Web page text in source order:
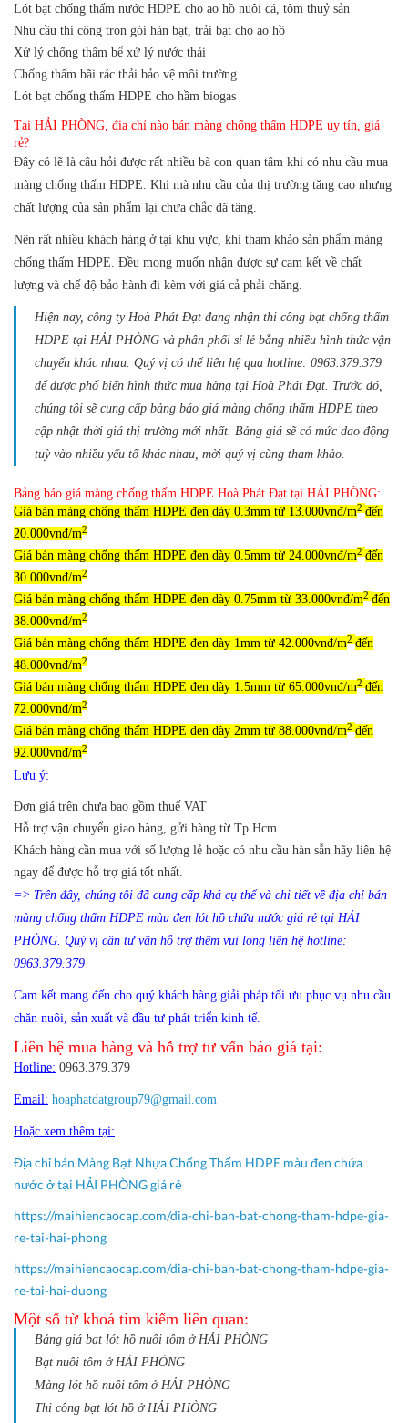
Lót bạt chống thấm nước HDPE cho ao hồ nuôi cá, tôm thuỷ sản
Nhu cầu thi công trọn gói hàn bạt, trải bạt cho ao hồ
Xử lý chống thấm bể xử lý nước thải
Chống thấm bãi rác thải bảo vệ môi trường
Lót bạt chống thấm HDPE cho hầm biogas
Tại HẢI PHÒNG, địa chỉ nào bán màng chống thấm HDPE uy tín, giá
rẻ?
Đây có lẽ là câu hỏi được rất nhiều bà con quan tâm khi có nhu cầu mua
màng chống thấm HDPE. Khi mà nhu cầu của thị trường tăng cao nhưng
chất lượng của sản phẩm lại chưa chắc đã tăng.
Nên rất nhiều khách hàng ở tại khu vực, khi tham khảo sản phẩm màng
chống thấm HDPE. Đều mong muốn nhận được sự cam kết về chất
lượng và chế độ bảo hành đi kèm với giá cả phải chăng.
Hiện nay, công ty Hoà Phát Đạt đang nhận thi công bạt chống thấm
HDPE tại HẢI PHÒNG và phân phối sỉ lẻ bằng nhiều hình thức vận
chuyển khác nhau. Quý vị có thể liên hệ qua hotline: 0963.379.379
để được phổ biến hình thức mua hàng tại Hoà Phát Đạt. Trước đó,
chúng tôi sẽ cung cấp bảng báo giá màng chống thấm HDPE theo
cập nhật thời giá thị trường mới nhất. Bảng giá sẽ có mức dao động
tuỳ vào nhiều yếu tố khác nhau, mời quý vị cùng tham khảo.
Bảng báo giá màng chống thấm HDPE Hoà Phát Đạt tại HẢI PHÒNG:
Giá bán màng chống thấm HDPE đen dày 0.3mm từ 13.000vnđ/m2 đến
20.000vnđ/m2
Giá bán màng chống thấm HDPE đen dày 0.5mm từ 24.000vnđ/m2 đến
30.000vnđ/m2
Giá bán màng chống thấm HDPE đen dày 0.75mm từ 33.000vnđ/m2 đến
38.000vnđ/m2
Giá bán màng chống thấm HDPE đen dày 1mm từ 42.000vnđ/m2 đến
48.000vnđ/m2
Giá bán màng chống thấm HDPE đen dày 1.5mm từ 65.000vnđ/m2 đến
72.000vnđ/m2
Giá bán màng chống thấm HDPE đen dày 2mm từ 88.000vnđ/m2 đến
92.000vnđ/m2
Lưu ý:
Đơn giá trên chưa bao gồm thuế VAT
Hỗ trợ vận chuyển giao hàng, gửi hàng từ Tp Hcm
Khách hàng cần mua với số lượng lẻ hoặc có nhu cầu hàn sẵn hãy liên hệ
ngay để được hỗ trợ giá tốt nhất.
=> Trên đây, chúng tôi đã cung cấp khá cụ thể và chi tiết về địa chỉ bán
màng chống thấm HDPE màu đen lót hồ chứa nước giá rẻ tại HẢI
PHÒNG. Quý vị cần tư vấn hỗ trợ thêm vui lòng liên hệ hotline:
0963.379.379
Cam kết mang đến cho quý khách hàng giải pháp tối ưu phục vụ nhu cầu
chăn nuôi, sản xuất và đầu tư phát triển kinh tế.
Liên hệ mua hàng và hỗ trợ tư vấn báo giá tại:
Hotline: 0963.379.379
Email: hoaphatdatgroup79@gmail.com
Hoặc xem thêm tại:
Địa chỉ bán Màng Bạt Nhựa Chống Thấm HDPE màu đen chứa
nước ở tại HẢI PHÒNG giá rẻ
https://maihiencaocap.com/dia-chi-ban-bat-chong-tham-hdpe-gia-
re-tai-hai-phong
https://maihiencaocap.com/dia-chi-ban-bat-chong-tham-hdpe-gia-
re-tai-hai-duong
Một số từ khoá tìm kiếm liên quan:
Bảng giá bạt lót hồ nuôi tôm ở HẢI PHÒNG
Bạt nuôi tôm ở HẢI PHÒNG
Màng lót hồ nuôi tôm ở HẢI PHÒNG
Thi công bạt lót hồ ở HẢI PHÒNG